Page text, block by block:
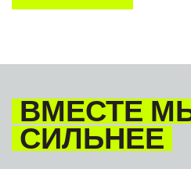
ВМЕСТЕ
СИЛЬНЕЕ